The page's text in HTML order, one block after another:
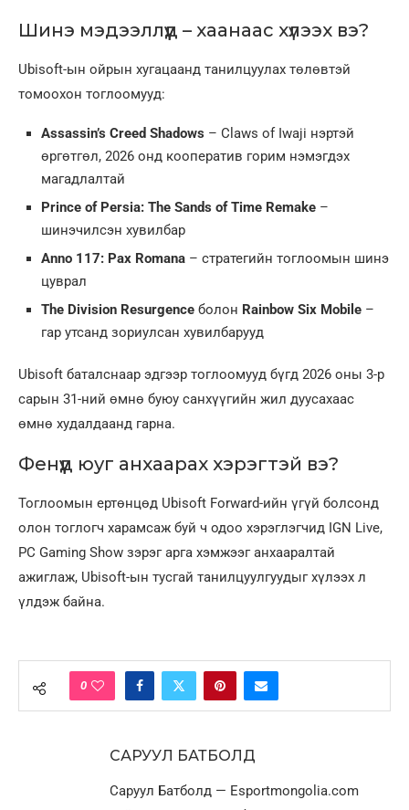
Шинэ мэдээллүүд – хаанаас хүлээх вэ?
Ubisoft-ын ойрын хугацаанд танилцуулах төлөвтэй
томоохон тоглоомууд:
Assassin’s Creed Shadows – Claws of Iwaji нэртэй
өргөтгөл, 2026 онд кооператив горим нэмэгдэх
магадлалтай
Prince of Persia: The Sands of Time Remake –
шинэчилсэн хувилбар
Anno 117: Pax Romana – стратегийн тоглоомын шинэ
цуврал
The Division Resurgence болон Rainbow Six Mobile –
гар утсанд зориулсан хувилбарууд
Ubisoft баталснаар эдгээр тоглоомууд бүгд 2026 оны 3-р
сарын 31-ний өмнө буюу санхүүгийн жил дуусахаас
өмнө худалдаанд гарна.
Фенүүд юуг анхаарах хэрэгтэй вэ?
Тоглоомын ертөнцөд Ubisoft Forward-ийн үгүй болсонд
олон тоглогч харамсаж буй ч одоо хэрэглэгчид IGN Live,
PC Gaming Show зэрэг арга хэмжээг анхааралтай
ажиглаж, Ubisoft-ын тусгай танилцуулгуудыг хүлээх л
үлдэж байна.
0
САРУУЛ БАТБОЛД
Саруул Батболд — Esportmongolia.com